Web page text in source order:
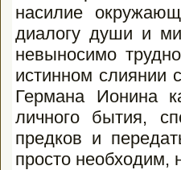
насилие
диалогу души и
невыносимо
истинном слиянии
Германа Ионина
личного бытия,
предков и
просто необходим,